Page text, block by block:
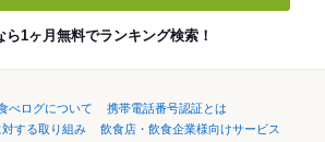
ら1ヶ月無料でランキング検索！
べログについて
携帯電話番号認証とは
する取り組み
飲食店・飲食企業様向けサービス